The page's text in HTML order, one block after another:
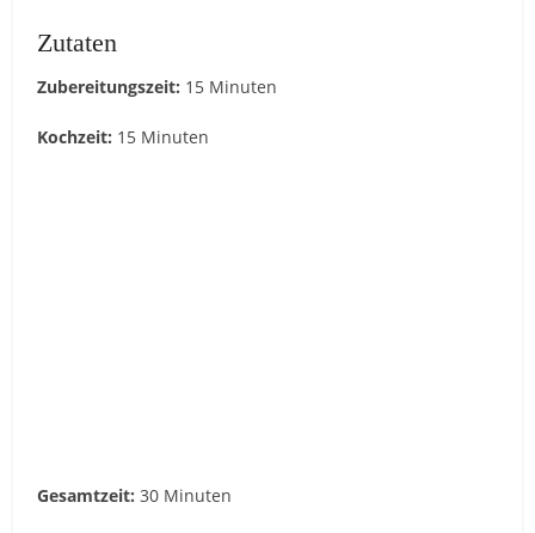
Zutaten
Zubereitungszeit: 15 Minuten
Kochzeit: 15 Minuten
Gesamtzeit: 30 Minuten